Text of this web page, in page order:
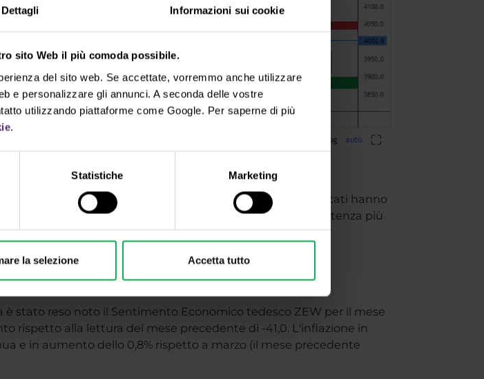
Dettagli Informazioni sui cookie
sito Web il più comoda possibile.
del sito web. Se accettate, vorremmo anche utilizzare
e personalizzare gli annunci. A seconda delle vostre
utilizzando piattaforme come Google. Per saperne di più
.
Statistiche Marketing
la selezione Accetta tutto
SP 500 rimane in una tendenza al ribasso, poiché i mercati hanno
SMA 100 e EMA 50 sui grafici H4 e giornalieri. La resistenza più
a 4.293 - 4.300. Il supporto è a 3.860 - 3.900.
stato reso noto il Sentimento Economico tedesco ZEW per il mese
rispetto alla lettura del mese precedente di -41,0. L'inflazione in
e in aumento dello 0,8% rispetto a marzo (il mese precedente